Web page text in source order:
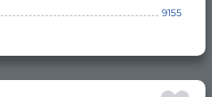
9155